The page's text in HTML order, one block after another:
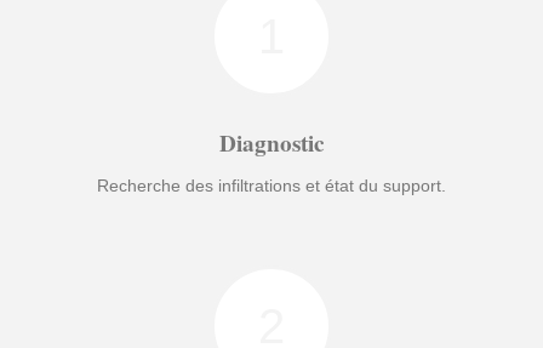
Diagnostic
Recherche des infiltrations et état du support.